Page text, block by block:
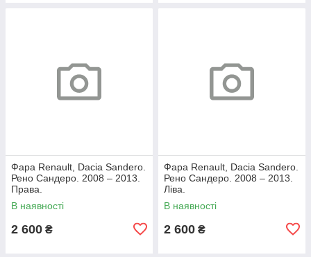
Фара Renault, Dacia Sandero.
Рено Сандеро. 2008 – 2013.
Права.
В наявності
2 600 ₴
Фара Renault, Dacia Sandero.
Рено Сандеро. 2008 – 2013.
Ліва.
В наявності
2 600 ₴